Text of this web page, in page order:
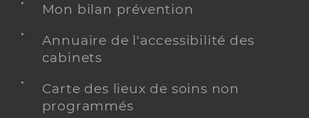
Mon bilan prévention
Annuaire de l'accessibilité des
cabinets
Carte des lieux de soins non
programmés